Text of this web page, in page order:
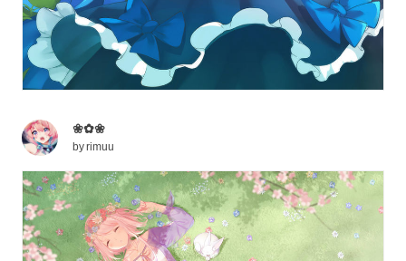
❀✿❀
byrimuu